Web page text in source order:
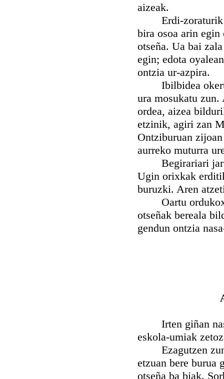
aizeak.
Erdi-zoraturik
bira osoa arin
otseña. Ua bai
egin; edota
ontzia ur-azpira.
Ibilbidea
ura mosukatu zun.
ordea, aizea
etzinik, agiri zan
Ontziburuan
aurreko muturra
Begirariari
Ugin orixkak
buruzki. Aren
Oartu ordukoxe,
otseñak bereala
gendun ontzia
Irten giñan
eskola-umiak
Ezagutzen zun
etzuan bere burua
otseña ba biak.